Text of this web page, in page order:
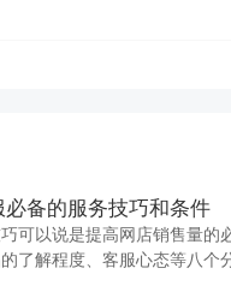
备的服务技巧和条件
可以说是提高网店销售量的
了解程度、客服心态等八个